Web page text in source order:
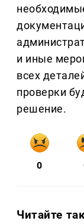
и иные
всех
проверки
решение.
0
Читайте